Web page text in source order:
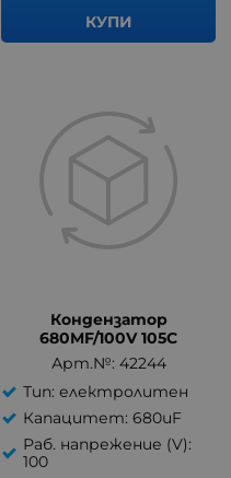
КУПИ
Кондензатор
680MF/100V 105C
Арт.№: 42244
Тип: електролитен
Капацитет: 680uF
Раб. напрежение (V):
100